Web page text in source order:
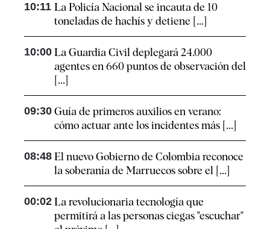
10:11 La Policía Nacional se incauta de 10
toneladas de hachís y detiene [...]
10:00 La Guardia Civil deplegará 24.000
agentes en 660 puntos de observación del
[...]
09:30 Guía de primeros auxilios en verano:
cómo actuar ante los incidentes más [...]
08:48 El nuevo Gobierno de Colombia reconoce
la soberanía de Marruecos sobre el [...]
00:02 La revolucionaria tecnología que
permitirá a las personas ciegas "escuchar"